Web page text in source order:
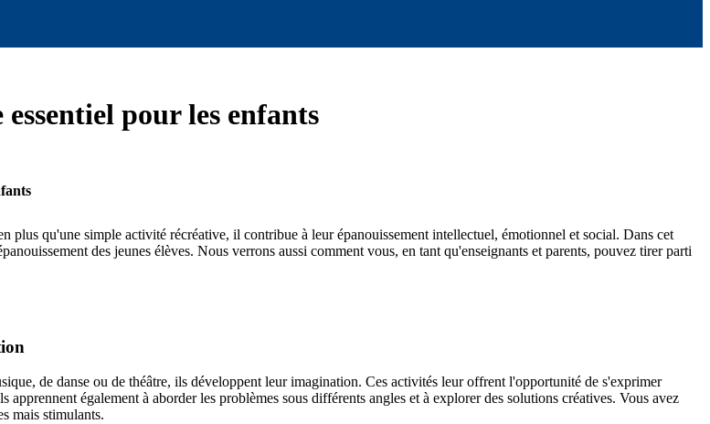
pour les enfants
plus qu'une simple activité récréative, il contribue à leur épanouissement intellectuel, émotionnel et social. Dans cet
des jeunes élèves. Nous verrons aussi comment vous, en tant qu'enseignants et parents, pouvez tirer parti
de danse ou de théâtre, ils développent leur imagination. Ces activités leur offrent l'opportunité de s'exprimer
également à aborder les problèmes sous différents angles et à explorer des solutions créatives. Vous avez
mais stimulants.